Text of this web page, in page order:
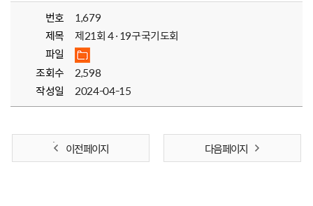
번호
1,679
제목
제21회 4·19구국기도회
파일
조회수
2,598
작성일
2024-04-15
이전 페이지 다음 페이지